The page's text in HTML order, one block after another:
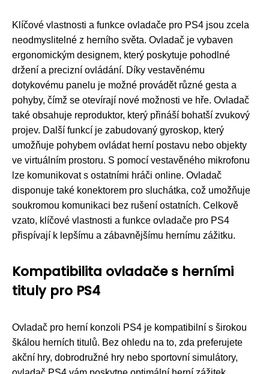
Klíčové vlastnosti a funkce ovladače pro PS4 jsou zcela
neodmyslitelné z herního světa. Ovladač je vybaven
ergonomickým designem, který poskytuje pohodlné
držení a precizní ovládání. Díky vestavěnému
dotykovému panelu je možné provádět různé gesta a
pohyby, čímž se otevírají nové možnosti ve hře. Ovladač
také obsahuje reproduktor, který přináší bohatší zvukový
projev. Další funkcí je zabudovaný gyroskop, který
umožňuje pohybem ovládat herní postavu nebo objekty
ve virtuálním prostoru. S pomocí vestavěného mikrofonu
lze komunikovat s ostatními hráči online. Ovladač
disponuje také konektorem pro sluchátka, což umožňuje
soukromou komunikaci bez rušení ostatních. Celkově
vzato, klíčové vlastnosti a funkce ovladače pro PS4
přispívají k lepšímu a zábavnějšímu hernímu zážitku.
Kompatibilita ovladače s herními
tituly pro PS4
Ovladač pro herní konzoli PS4 je kompatibilní s širokou
škálou herních titulů. Bez ohledu na to, zda preferujete
akční hry, dobrodružné hry nebo sportovní simulátory,